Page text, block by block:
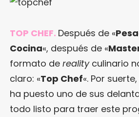
TOP CHEF. Después de «
Cocina«, después de «
formato de realityculinario
claro: «Top Chef«. Por suerte,
ha puesto uno de sus
todo listo para traer este